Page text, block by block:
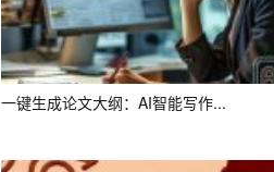
一键生成论文大纲：AI智能写作...